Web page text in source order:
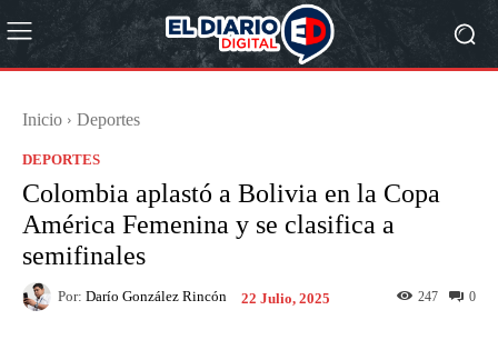
Inicio Deportes
DEPORTES
Colombia aplastó a Bolivia en la Copa
América Femenina y se clasifica a
semifinales
Por: Darío González Rincón 22 Julio, 2025 0
247